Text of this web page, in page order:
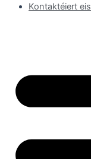
Kontaktéiert eis